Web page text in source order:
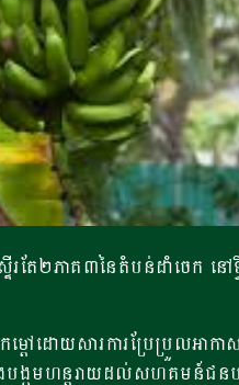
២ភាគ៣នៃតំបន់ដាំចេក នៅទ្
ៅដោយសារការប្រែប្រួលអាកា
ងបង្កមហន្តរាយដល់សហគមន៍ជ